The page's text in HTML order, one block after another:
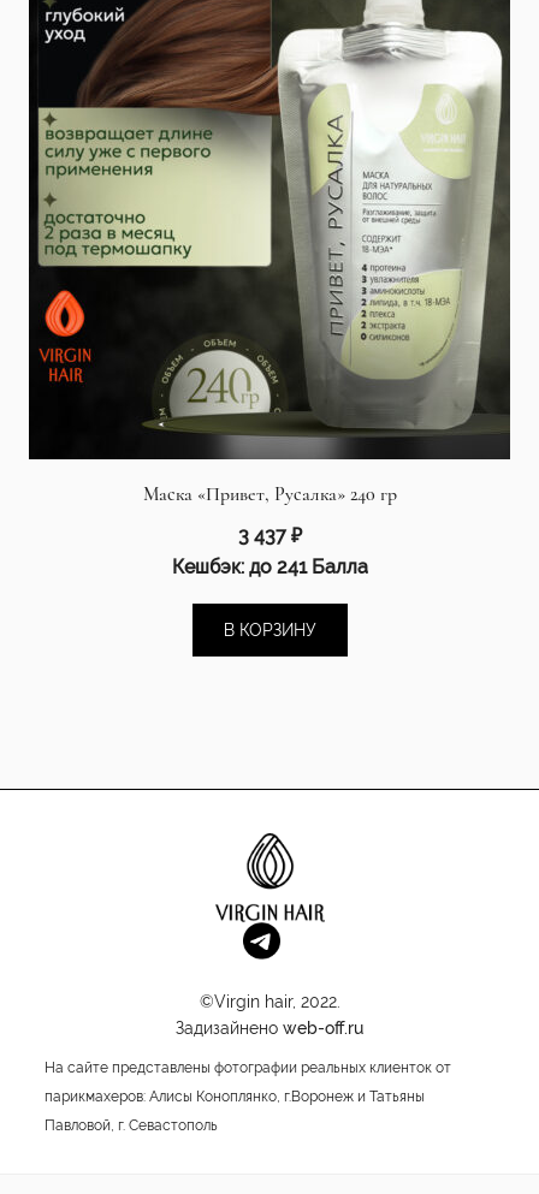
Маска «Привет, Русалка» 240 гр
3 437₽
Кешбэк:до 241 Балла
В КОРЗИНУ
©Virgin hair, 2022.
Задизайнено web-off.ru
На сайте представлены фотографии реальных клиенток от
парикмахеров: Алисы Коноплянко, г.Воронеж и Татьяны
Павловой, г. Севастополь